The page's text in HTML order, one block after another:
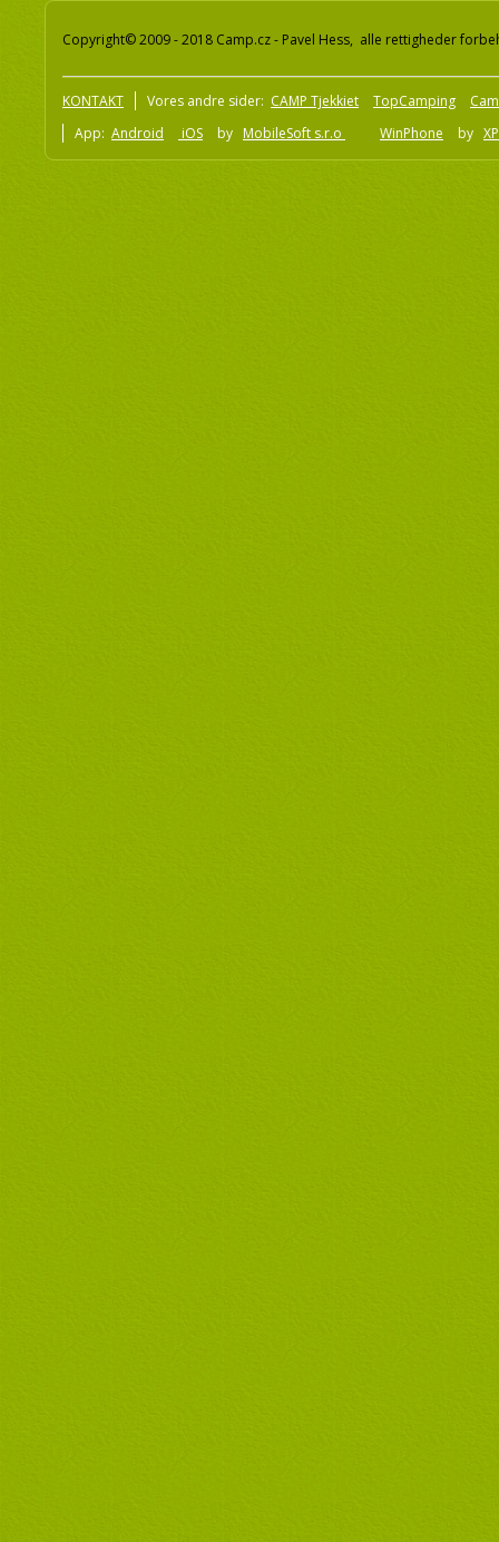
Copyright© 2009 - 2018 Camp.cz - Pavel Hess, alle rettigheder
KONTAKT Vores andre sider: CAMP Tjekkiet TopCamping
App: Android iOS by MobileSoft s.r.o WinPhone by